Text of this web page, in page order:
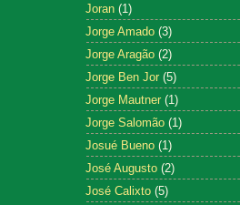
Joran (1)
Jorge Amado (3)
Jorge Aragão (2)
Jorge Ben Jor (5)
Jorge Mautner (1)
Jorge Salomão (1)
Josué Bueno (1)
José Augusto (2)
José Calixto (5)